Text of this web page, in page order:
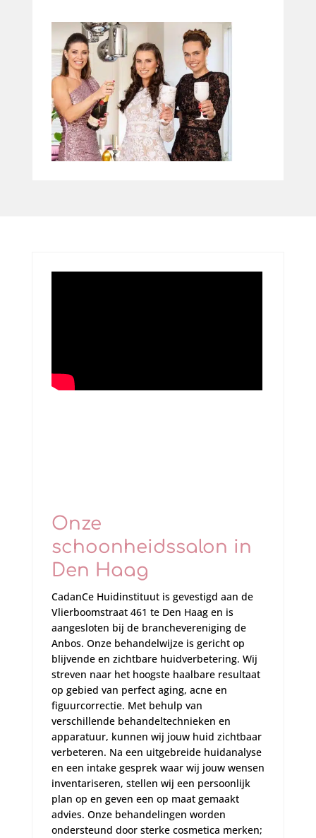
Onze
schoonheidssalon in
Den Haag
CadanCe Huidinstituut is gevestigd aan de
Vlierboomstraat 461 te Den Haag en is
aangesloten bij de branchevereniging de
Anbos. Onze behandelwijze is gericht op
blijvende en zichtbare huidverbetering. Wij
streven naar het hoogste haalbare resultaat
op gebied van perfect aging, acne en
figuurcorrectie. Met behulp van
verschillende behandeltechnieken en
apparatuur, kunnen wij jouw huid zichtbaar
verbeteren. Na een uitgebreide huidanalyse
en een intake gesprek waar wij jouw wensen
inventariseren, stellen wij een persoonlijk
plan op en geven een op maat gemaakt
advies. Onze behandelingen worden
ondersteund door sterke cosmetica merken;